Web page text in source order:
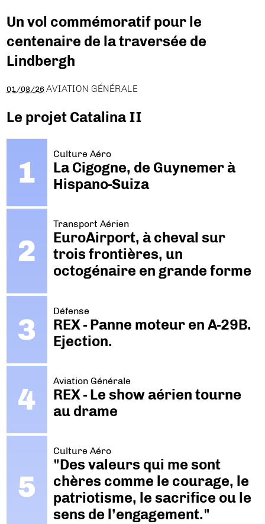
Un vol commémoratif pour le
centenaire de la traversée de
Lindbergh
01/08/26 AVIATION GÉNÉRALE
Le projet Catalina II
Culture Aéro
La Cigogne, de Guynemer à
Hispano-Suiza
Transport Aérien
EuroAirport, à cheval sur
trois frontières, un
octogénaire en grande forme
Défense
REX - Panne moteur en A-29B.
Ejection.
Aviation Générale
REX - Le show aérien tourne
au drame
Culture Aéro
"Des valeurs qui me sont
chères comme le courage, le
patriotisme, le sacrifice ou le
sens de l’engagement."